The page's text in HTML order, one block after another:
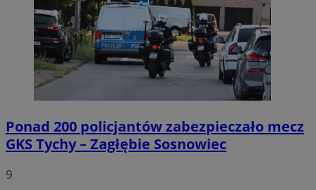
Ponad 200 policjantów zabezpieczało mecz
GKS Tychy – Zagłębie Sosnowiec
9